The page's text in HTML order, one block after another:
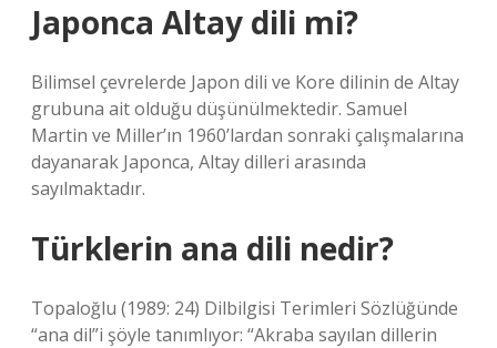
Japonca Altay dili mi?
Bilimsel çevrelerde Japon dili ve Kore dilinin de Altay
grubuna ait olduğu düşünülmektedir. Samuel
Martin ve Miller’ın 1960’lardan sonraki çalışmalarına
dayanarak Japonca, Altay dilleri arasında
sayılmaktadır.
Türklerin ana dili nedir?
Topaloğlu (1989: 24) Dilbilgisi Terimleri Sözlüğünde
“ana dil”i şöyle tanımlıyor: “Akraba sayılan dillerin